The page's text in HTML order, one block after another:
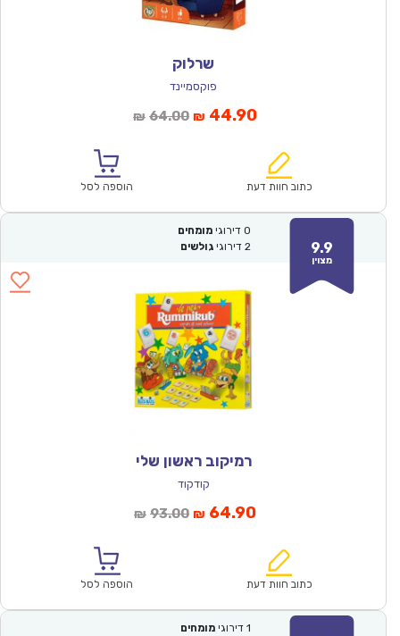
שרלוק
פוקסמיינד
₪ 64.00המחיר
₪64.00.
₪ 44.90המחיר
הוא:
כתוב חוות דעת הוספה לסל
9.9
מצוין
0 דירוגי מומחים
2 דירוגי גולשים
רמיקוב ראשון שלי
קודקוד
₪ 93.00המחיר
₪93.00.
₪ 64.90המחיר
הוא:
כתוב חוות דעת הוספה לסל
1 דירוגי מומחים